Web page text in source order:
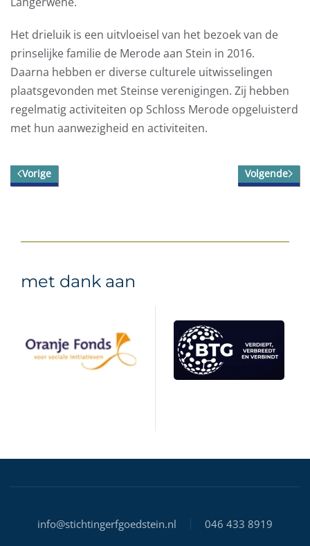
Het drieluik is een uitvloeisel van het bezoek van de
prinselijke familie de Merode aan Stein in 2016.
Daarna hebben er diverse culturele uitwisselingen
plaatsgevonden met Steinse verenigingen. Zij hebben
regelmatig activiteiten op Schloss Merode opgeluisterd
met hun aanwezigheid en activiteiten.
Vorige Volgende
met dank aan
info@stichtingerfgoedstein.nl 046 433 8919